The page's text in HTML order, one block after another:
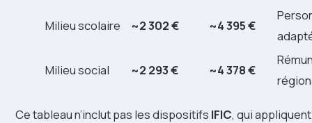
Milieu scolaire ~2 302 € ~4 395 €
Milieu social ~2 293 € ~4 378 €
Ce tableau n’inclut pas les dispositifs IFIC, qui